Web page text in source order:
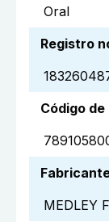
Oral
Registro
Código
MEDLEY